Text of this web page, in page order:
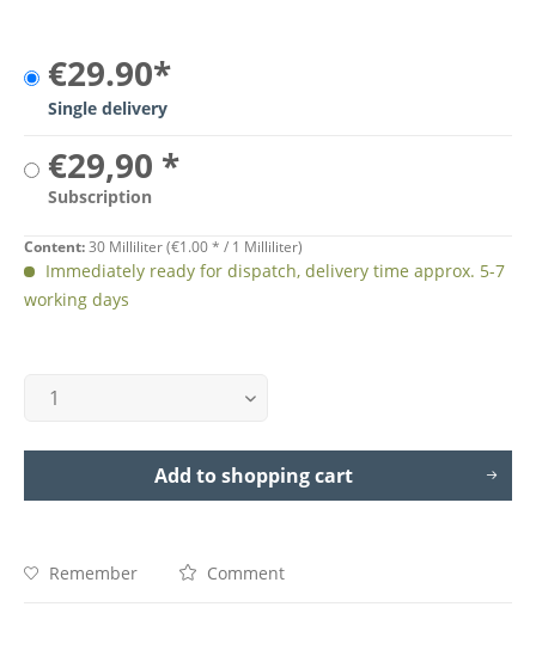
€29.90*
Single delivery
€29,90 *
Subscription
Content:30 Milliliter (€1.00* / 1 Milliliter)
Immediately ready for dispatch, delivery time approx. 5-7
working days
Add toshopping cart
Remember Comment